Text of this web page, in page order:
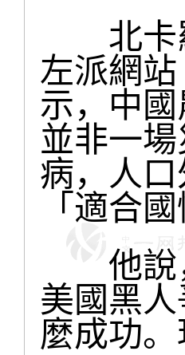
北卡羅
左派網
示，中
並非一
病，人
「適合國
他說，
美國黑
麼成功